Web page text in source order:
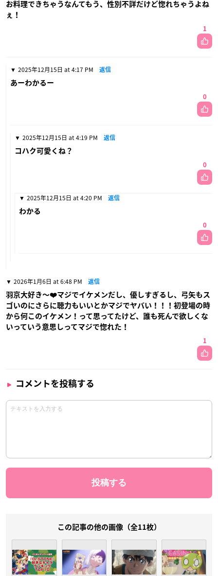
お料理できちゃうなんてもう、性別不詳だけど惚れちゃうよね
ぇ！
1
2025年12月15日 at 4:17 PM 返信
あーわかるー
0
2025年12月15日 at 4:19 PM 返信
コハク可愛くね？
0
2025年12月15日 at 4:20 PM 返信
わかる
0
2026年1月6日 at 6:48 PM 返信
羽京大好き〜❤️マジでイケメンだし、優しすぎるし、弓矢もス
ゴいのにさらに聴力もいいとかマジでヤバい！！！初登場の時
から何このイケメン！って思ってたけど、誰も死んで欲しくな
いっていう意思しってマジで惚れた！
1
コメントを投稿する
この記事の他の画像（全11枚）